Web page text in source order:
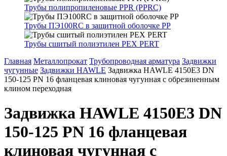
Трубы полипропиленовые PPR (PPRC)
Трубы ПЭ100RC в защитной оболочке PP
Трубы сшитый полиэтилен PEX PERT
Главная Металлопрокат Трубопроводная арматура Задвижки
чугунные Задвижки HAWLE Задвижка HAWLE 4150E3 DN
150-125 PN 16 фланцевая клиновая чугунная с обрезиненным
клином переходная
Задвижка HAWLE 4150E3 DN
150-125 PN 16 фланцевая
клиновая чугунная с